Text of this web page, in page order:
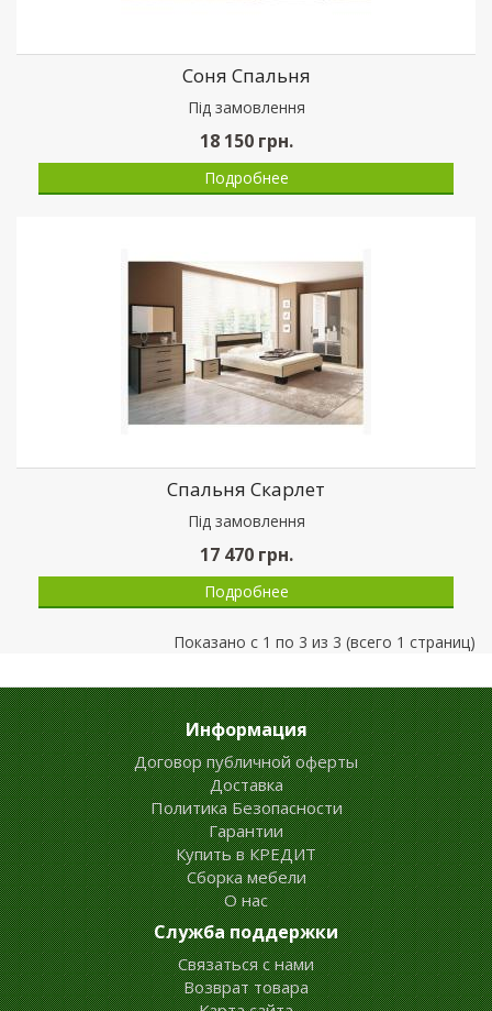
Соня Спальня
Пiд замовлення
18 150грн.
Подробнее
Спальня Скарлет
Пiд замовлення
17 470грн.
Подробнее
Показано с 1 по 3 из 3 (всего 1 страниц)
Информация
Договор публичной оферты
Доставка
Политика Безопасности
Гарантии
Купить в КРЕДИТ
Сборка мебели
О нас
Служба поддержки
Связаться с нами
Возврат товара